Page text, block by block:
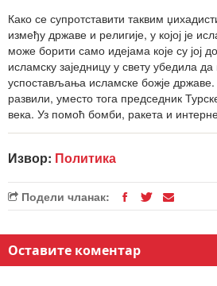
Како се супротставити таквим
између државе и религије, у којој је
може борити само идејама које су јој
исламску заједницу у свету убедила
успостављања исламске божје државе.
развили, уместо тога председник
века. Уз помоћ бомби, ракета и
Извор: Политика
Подели чланак:
Оставите коментар